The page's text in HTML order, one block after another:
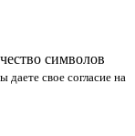
символов
свое согласие на